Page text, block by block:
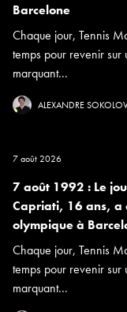
Barcelone
Chaque jour, Tennis
temps pour revenir sur
marquant...
ALEXANDRE
7 août 2026
7 août 1992 : Le
Capriati, 16 ans, a
olympique à
Chaque jour, Tennis
temps pour revenir sur
marquant...